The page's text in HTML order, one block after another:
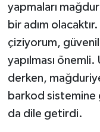
yapmaları
bir adım
çiziyorum,
yapılması
derken,
barkod sistemine
da dile getirdi.